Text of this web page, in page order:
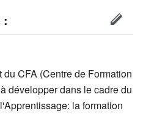
:
CFA (Centre de Formation
développer dans le cadre du
la formation